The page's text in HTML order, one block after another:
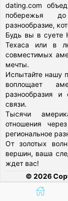
dating.com
побережья
разнообразие,
Будь вы в суете
Техаса или в
совместимых
мечты.
Испытайте нашу
воплощает
разнообразия
связи.
Тысячи
отношения
региональное
От золотых
вершин, ваша
ждет вас!
© 2026